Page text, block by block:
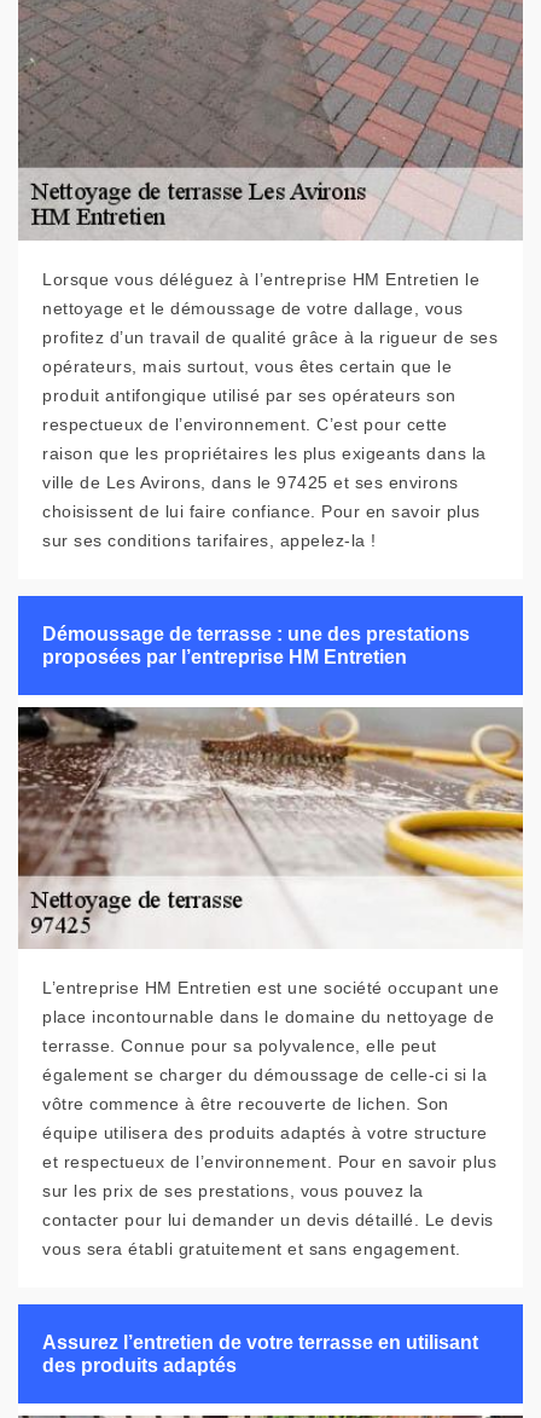
Lorsque vous déléguez à l’entreprise HM Entretien le
nettoyage et le démoussage de votre dallage, vous
profitez d’un travail de qualité grâce à la rigueur de ses
opérateurs, mais surtout, vous êtes certain que le
produit antifongique utilisé par ses opérateurs son
respectueux de l’environnement. C’est pour cette
raison que les propriétaires les plus exigeants dans la
ville de Les Avirons, dans le 97425 et ses environs
choisissent de lui faire confiance. Pour en savoir plus
sur ses conditions tarifaires, appelez-la !
Démoussage de terrasse : une des prestations
proposées par l’entreprise HM Entretien
L’entreprise HM Entretien est une société occupant une
place incontournable dans le domaine du nettoyage de
terrasse. Connue pour sa polyvalence, elle peut
également se charger du démoussage de celle-ci si la
vôtre commence à être recouverte de lichen. Son
équipe utilisera des produits adaptés à votre structure
et respectueux de l’environnement. Pour en savoir plus
sur les prix de ses prestations, vous pouvez la
contacter pour lui demander un devis détaillé. Le devis
vous sera établi gratuitement et sans engagement.
Assurez l’entretien de votre terrasse en utilisant
des produits adaptés